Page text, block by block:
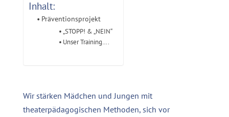
Inhalt:
Präventionsprojekt
„STOPP! & „NEIN“
Unser Training….
Wir stärken Mädchen und Jungen mit
theaterpädagogischen Methoden, sich vor